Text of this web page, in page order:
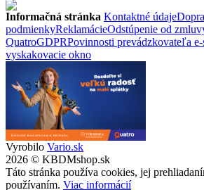
Informačná stránka Kontaktné údaje
podmienkyReklamácieOdstúpenie od
QuatroGDPRPovinnosti prevádzkovateľa e-
vyskakovacie okno
Vyrobilo Vario.sk
2026 © KBDMshop.sk
Táto stránka používa cookies, jej
používaním. Viac informácií